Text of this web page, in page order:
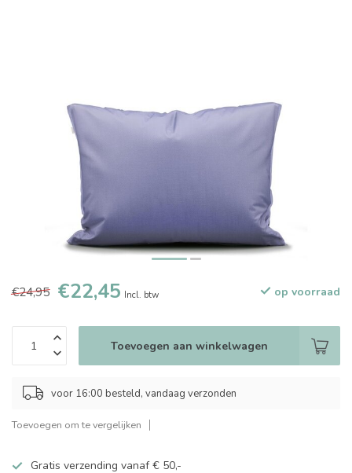
€24,95 €22,45 Incl. btw op voorraad
Toevoegen aan winkelwagen
voor 16:00 besteld, vandaag verzonden
Toevoegen om te vergelijken
Gratis verzending vanaf € 50,-